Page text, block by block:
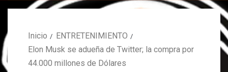
Inicio
ENTRETENIMIENTO
Elon Musk se adueña de Twitter; la compra por
44.000 millones de Dólares